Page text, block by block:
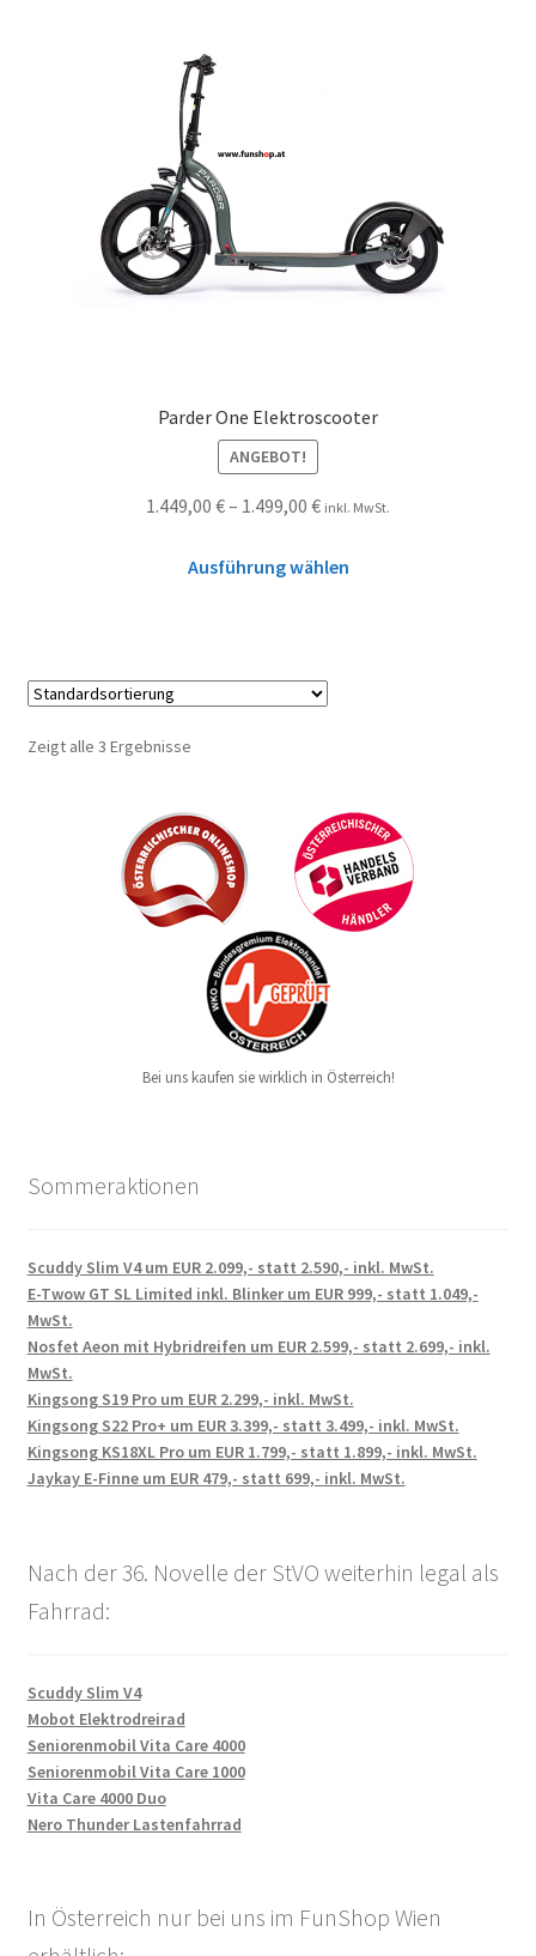
Parder One Elektroscooter
ANGEBOT!
1.449,00 €– 1.499,00 € inkl. MwSt.
Ausführung wählen
Zeigt alle 3 Ergebnisse
Bei uns kaufen sie wirklich in Österreich!
Sommeraktionen
Scuddy Slim V4 um EUR 2.099,- statt 2.590,- inkl. MwSt.
E-Twow GT SL Limited inkl. Blinker um EUR 999,- statt 1.049,-
MwSt.
Nosfet Aeon mit Hybridreifen um EUR 2.599,- statt 2.699,- inkl.
MwSt.
Kingsong S19 Pro um EUR 2.299,- inkl. MwSt.
Kingsong S22 Pro+ um EUR 3.399,- statt 3.499,- inkl. MwSt.
Kingsong KS18XL Pro um EUR 1.799,- statt 1.899,- inkl. MwSt.
Jaykay E-Finne um EUR 479,- statt 699,- inkl. MwSt.
Nach der 36. Novelle der StVO weiterhin legal als
Fahrrad:
Scuddy Slim V4
Mobot Elektrodreirad
Seniorenmobil Vita Care 4000
Seniorenmobil Vita Care 1000
Vita Care 4000 Duo
Nero Thunder Lastenfahrrad
In Österreich nur bei uns im FunShop Wien